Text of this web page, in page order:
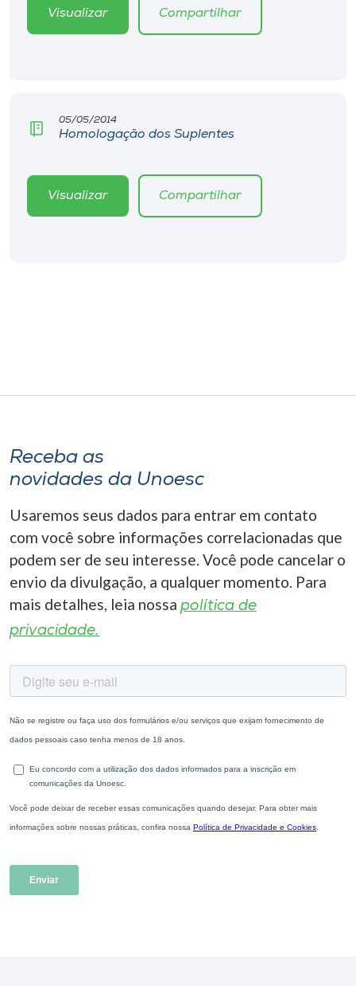
Visualizar Compartilhar
05/05/2014
Homologação dos Suplentes
Visualizar Compartilhar
Receba as
novidades da Unoesc
Usaremos seus dados para entrar em contato
com você sobre informações correlacionadas que
podem ser de seu interesse. Você pode cancelar o
envio da divulgação, a qualquer momento. Para
mais detalhes, leia nossa política de
privacidade.